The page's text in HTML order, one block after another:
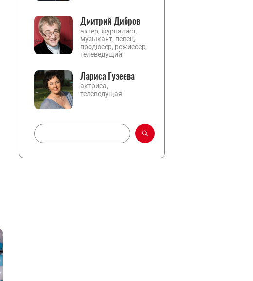
Дмитрий Дибров
актер, журналист,
музыкант, певец,
продюсер, режиссер,
телеведущий
Лариса Гузеева
актриса,
телеведущая